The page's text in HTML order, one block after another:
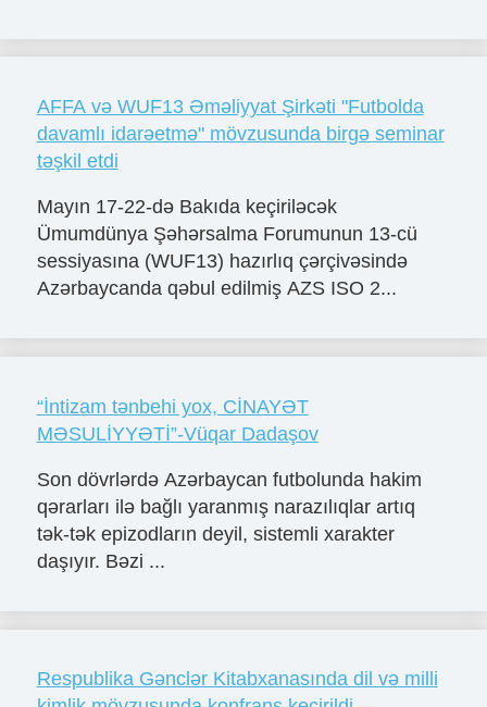
AFFA və WUF13 Əməliyyat Şirkəti "Futbolda
davamlı idarəetmə" mövzusunda birgə seminar
təşkil etdi
Mayın 17-22-də Bakıda keçiriləcək
Ümumdünya Şəhərsalma Forumunun 13-cü
sessiyasına (WUF13) hazırlıq çərçivəsində
Azərbaycanda qəbul edilmiş AZS ISO 2...
“İntizam tənbehi yox, CİNAYƏT
MƏSULİYYƏTİ”-Vüqar Dadaşov
Son dövrlərdə Azərbaycan futbolunda hakim
qərarları ilə bağlı yaranmış narazılıqlar artıq
tək-tək epizodların deyil, sistemli xarakter
daşıyır. Bəzi ...
Respublika Gənclər Kitabxanasında dil və milli